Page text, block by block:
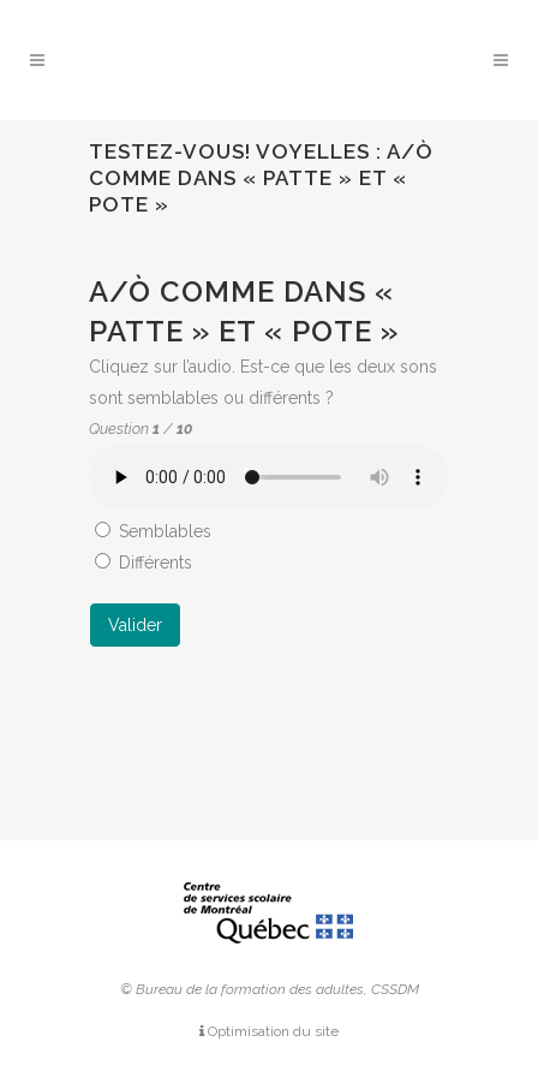
TESTEZ-VOUS! VOYELLES : A/Ò
COMME DANS « PATTE » ET «
POTE »
QUIZ:
A/Ò COMME DANS «
PATTE » ET « POTE »
Cliquez sur l’audio. Est-ce que les deux sons
sont semblables ou différents ?
Question 1 / 10
Semblables
Différents
Valider
© Bureau de la formation des adultes, CSSDM
Optimisation du site